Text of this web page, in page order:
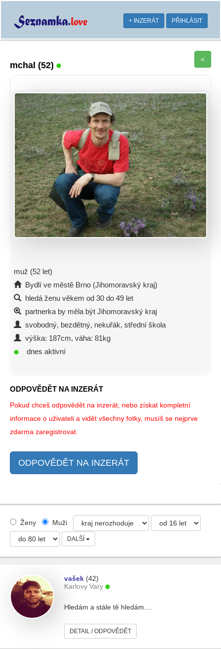
+ INZERÁT PŘIHLÁSIT
mchal (52)
<
muž (52 let)
Bydlí ve městě Brno (Jihomoravský kraj)
hledá ženu věkem od 30 do 49 let
partnerka by měla být Jihomoravský kraj
svobodný, bezdětný, nekuřák, střední škola
výška: 187cm, váha: 81kg
dnes aktivní
ODPOVĚDĚT NA INZERÁT
Pokud chceš odpovědět na inzerát, nebo získat kompletní
informace o uživateli a vidět všechny fotky, musíš se nejprve
zdarma zaregistrovat.
ODPOVĚDĚT NA INZERÁT
Ženy Muži
DALŠÍ
vašek (42)
Karlovy Vary
Hledám a stále tě hledám....
DETAIL / ODPOVĚDĚT